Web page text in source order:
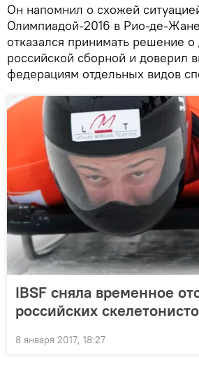
Он напомнил о схожей
Олимпиадой-2016 в Рио-де-
отказался принимать решение о
российской сборной и доверил
федерациям отдельных видов
IBSF сняла временное
российских
8 января 2017, 18:27